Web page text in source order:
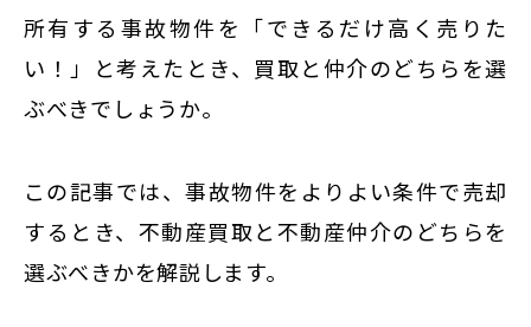
神奈川
名古屋
所有する事故物件を「できるだけ高く売りた
い！」と考えたとき、買取と仲介のどちらを選
ぶべきでしょうか。
この記事では、事故物件をよりよい条件で売却
するとき、不動産買取と不動産仲介のどちらを
選ぶべきかを解説します。